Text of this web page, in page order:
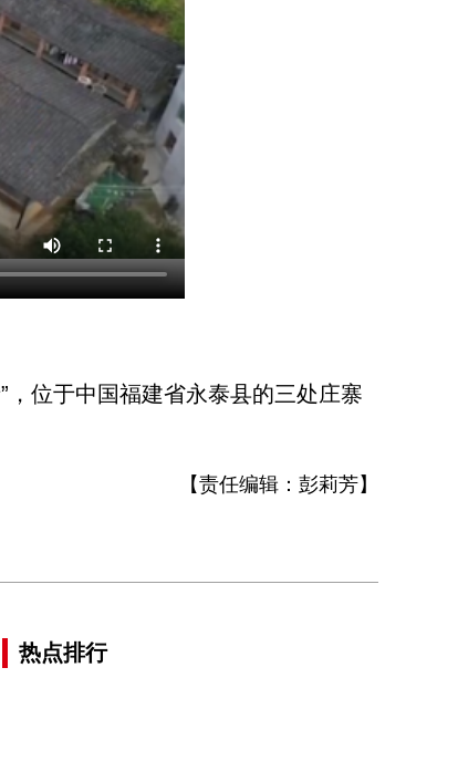
位于中国福建省永泰县的三处庄寨
【责任编辑： 彭莉芳】
热点排行